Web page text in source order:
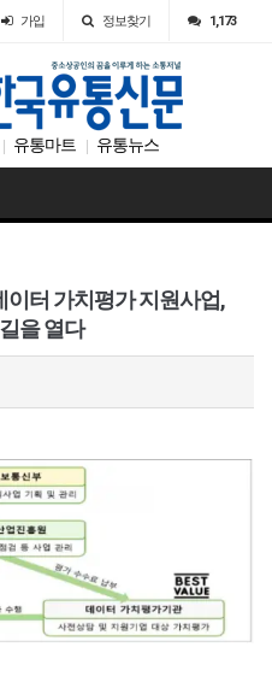
가입 정보찾기 1,173
유통마트 유통뉴스
이터 가치평가 지원사업,
을 열다